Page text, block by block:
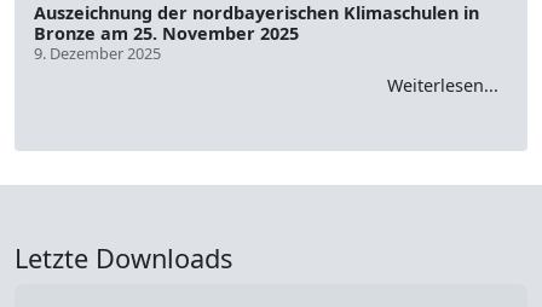
Auszeichnung der nordbayerischen Klimaschulen in
Bronze am 25. November 2025
9. Dezember 2025
Weiterlesen...
Letzte Downloads